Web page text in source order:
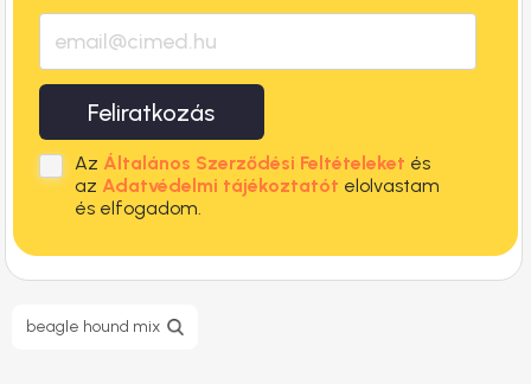
Feliratkozás
Az Általános Szerződési Feltételeket és
az Adatvédelmi tájékoztatót elolvastam
és elfogadom.
beagle hound mix